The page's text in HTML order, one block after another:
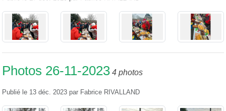
Photos 26-11-2023 4 photos
Publié le 13 déc. 2023 par Fabrice RIVALLAND